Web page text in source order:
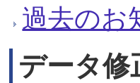
過去のお
データ修